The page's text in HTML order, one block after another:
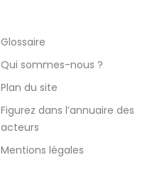
Glossaire
Qui sommes-nous ?
Plan du site
Figurez dans l’annuaire des
acteurs
Mentions légales